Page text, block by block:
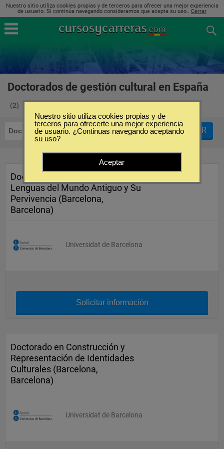
Nuestro sitio utiliza cookies propias y de terceros para ofrecer una mejor experiencia
de usuario. Si continúa navegando consideramos que acepta su uso.. Cerrar
Doctorados de gestión cultural en España
(2)
Doctorados Gestión Cultural FILTRAR
Doctorado en Culturas y
Lenguas del Mundo Antiguo y Su
Pervivencia (Barcelona,
Barcelona)
Universidat de Barcelona
Solicitar información
Doctorado en Construcción y
Representación de Identidades
Culturales (Barcelona,
Barcelona)
Universidat de Barcelona
Nuestro sitio utiliza cookies propias y de
terceros para ofrecerte una mejor experiencia
de usuario. ¿Continuas navegando aceptando
su uso?
Aceptar